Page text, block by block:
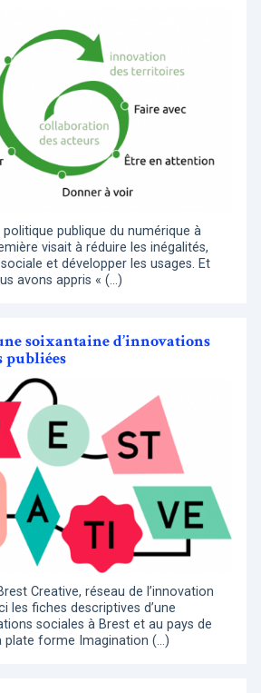
politique publique du numérique à
visait à réduire les inégalités,
et développer les usages. Et
avons appris « (…)
soixantaine d’innovations
publiées
Creative, réseau de l’innovation
les fiches descriptives d’une
sociales à Brest et au pays de
plate forme Imagination (…)